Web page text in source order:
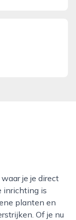
inrichting is
planten en
Of je nu